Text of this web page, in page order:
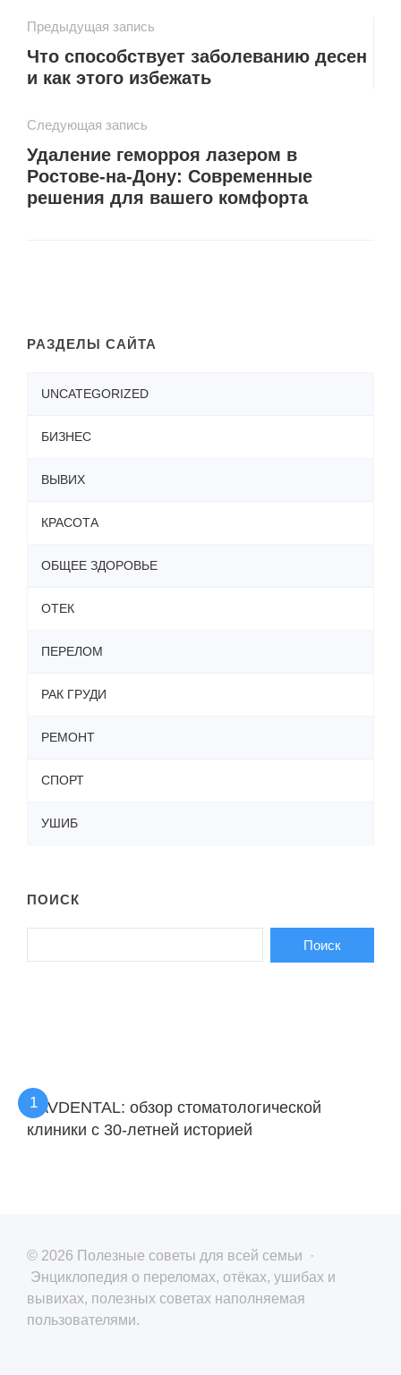
Предыдущая запись
Что способствует заболеванию десен
и как этого избежать
Следующая запись
Удаление геморроя лазером в
Ростове-на-Дону: Современные
решения для вашего комфорта
РАЗДЕЛЫ САЙТА
UNCATEGORIZED
БИЗНЕС
ВЫВИХ
КРАСОТА
ОБЩЕЕ ЗДОРОВЬЕ
ОТЕК
ПЕРЕЛОМ
РАК ГРУДИ
РЕМОНТ
СПОРТ
УШИБ
ПОИСК
KAVDENTAL: обзор стоматологической
клиники с 30-летней историей
© 2026 Полезные советы для всей семьи ·
Энциклопедия о переломах, отёках, ушибах и
вывихах, полезных советах наполняемая
пользователями.